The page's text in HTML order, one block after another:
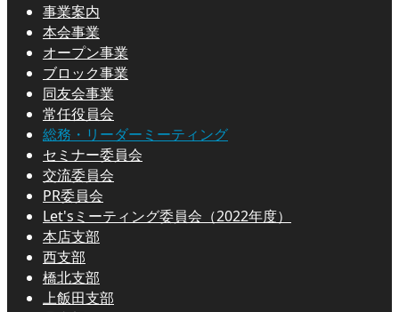
事業案内
本会事業
オープン事業
ブロック事業
同友会事業
常任役員会
総務・リーダーミーティング
セミナー委員会
交流委員会
PR委員会
Let'sミーティング委員会（2022年度）
本店支部
西支部
橋北支部
上飯田支部